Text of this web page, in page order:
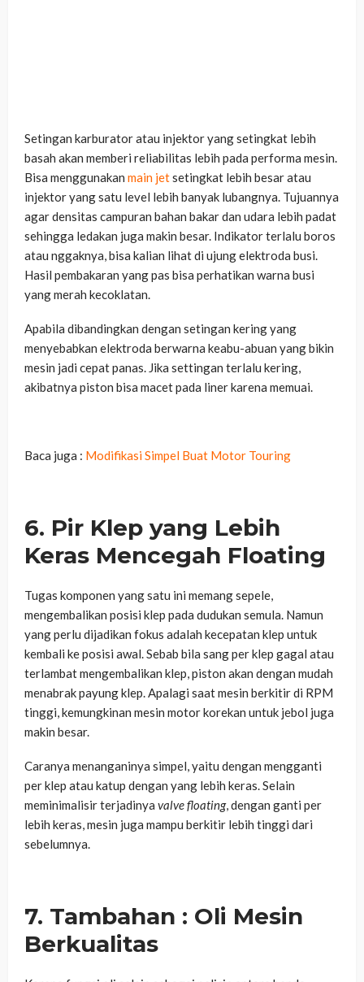
Setingan karburator atau injektor yang setingkat lebih
basah akan memberi reliabilitas lebih pada performa mesin.
Bisa menggunakan main jetsetingkat lebih besar atau
injektor yang satu level lebih banyak lubangnya. Tujuannya
agar densitas campuran bahan bakar dan udara lebih padat
sehingga ledakan juga makin besar. Indikator terlalu boros
atau nggaknya, bisa kalian lihat di ujung elektroda busi.
Hasil pembakaran yang pas bisa perhatikan warna busi
yang merah kecoklatan.
Apabila dibandingkan dengan setingan kering yang
menyebabkan elektroda berwarna keabu-abuan yang bikin
mesin jadi cepat panas. Jika settingan terlalu kering,
akibatnya piston bisa macet pada liner karena memuai.
Baca juga : Modifikasi Simpel Buat Motor Touring
6. Pir Klep yang Lebih
Keras Mencegah Floating
Tugas komponen yang satu ini memang sepele,
mengembalikan posisi klep pada dudukan semula. Namun
yang perlu dijadikan fokus adalah kecepatan klep untuk
kembali ke posisi awal. Sebab bila sang per klep gagal atau
terlambat mengembalikan klep, piston akan dengan mudah
menabrak payung klep. Apalagi saat mesin berkitir di RPM
tinggi, kemungkinan mesin motor korekan untuk jebol juga
makin besar.
Caranya menanganinya simpel, yaitu dengan mengganti
per klep atau katup dengan yang lebih keras. Selain
meminimalisir terjadinya valve floating, dengan ganti per
lebih keras, mesin juga mampu berkitir lebih tinggi dari
sebelumnya.
7. Tambahan : Oli Mesin
Berkualitas